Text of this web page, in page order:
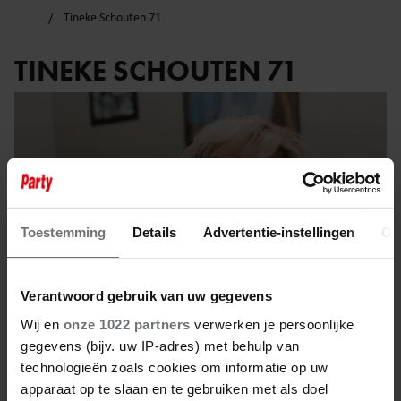
Toestemming Details Advertentie-instellingen
Verantwoord gebruik van uw gegevens
Wij en onze 1022 partners verwerken je persoonlijke
gegevens (bijv. uw IP-adres) met behulp van
technologieën zoals cookies om informatie op uw
apparaat op te slaan en te gebruiken met als doel
Tineke Schouten 71
TINEKE SCHOUTEN 71
12 juni 2025